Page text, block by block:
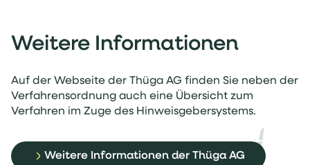
Weitere Informationen
Auf der Webseite der Thüga AG finden Sie neben der
Verfahrensordnung auch eine Übersicht zum
Verfahren im Zuge des Hinweisgebersystems.
Weitere Informationen der Thüga AG